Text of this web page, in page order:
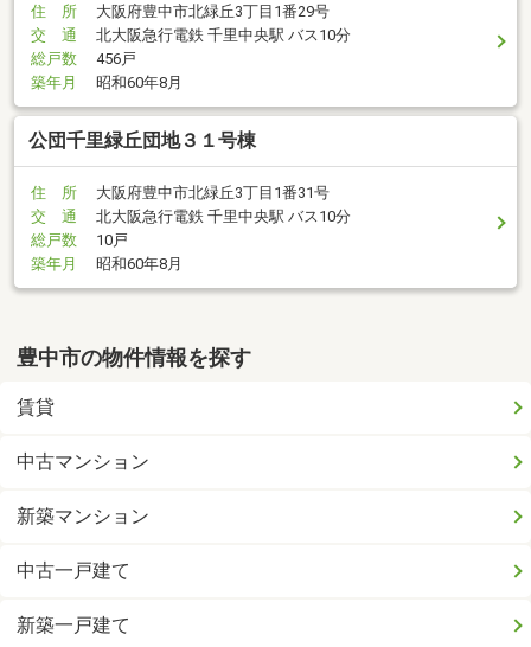
住 所
大阪府豊中市北緑丘3丁目1番29号
交 通
北大阪急行電鉄 千里中央駅 バス10分
総戸数
456戸
築年月
昭和60年8月
公団千里緑丘団地３１号棟
住 所
大阪府豊中市北緑丘3丁目1番31号
交 通
北大阪急行電鉄 千里中央駅 バス10分
総戸数
10戸
築年月
昭和60年8月
豊中市の物件情報を探す
賃貸
中古マンション
新築マンション
中古一戸建て
新築一戸建て